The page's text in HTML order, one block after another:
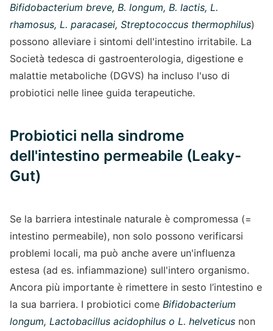
Bifidobacterium breve, B. longum, B. lactis, L.
rhamosus, L. paracasei, Streptococcus thermophilus)
possono alleviare i sintomi dell'intestino irritabile. La
Società tedesca di gastroenterologia, digestione e
malattie metaboliche (DGVS) ha incluso l'uso di
probiotici nelle linee guida terapeutiche.
Probiotici nella sindrome
dell'intestino permeabile (Leaky-
Gut)
Se la barriera intestinale naturale è compromessa (=
intestino permeabile), non solo possono verificarsi
problemi locali, ma può anche avere un'influenza
estesa (ad es. infiammazione) sull'intero organismo.
Ancora più importante è rimettere in sesto l’intestino e
la sua barriera. I probiotici come Bifidobacterium
longum, Lactobacillus acidophilus o L. helveticus non